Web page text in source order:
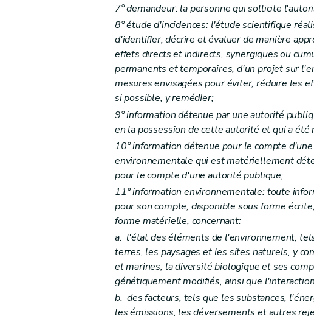
Art. D29-13
Section 3 Modalités de l'accès à l'information
Art. D29-14
Art. D29-15
Art. D29-16
Art. D29-17
Art. D29-18
Art. D29-19
Section 4 Pouvoir de substitution
Art. D29-20
Chapitre IV Publicité relative à la décision
Art. D29-21
Art. D29-22
Art. D29-23
Art. D29-24
Chapitre V Comité d'accompagnement
Art. D29-25
Art. D29-26
7° demandeur: la personne qui sollicite
8° étude d'incidences: l'étude scientifique
d'identifIer, décrire et évaluer de manière
effets directs et indirects, synergiques ou
permanents et temporaires, d'un projet sur
mesures envisagées pour éviter, réduire les
si possible, y remédIer;
9° information détenue par une autorité
en la possession de cette autorité et qui a été
10° information détenue pour le compte
environnementale qui est matériellement
pour le compte d'une autorité publique;
11° information environnementale: toute
pour son compte, disponible sous forme
forme matérielle, concernant:
a. l'état des éléments de l'environnement,
terres, les paysages et les sites naturels, y
et marines, la diversité biologique et ses
génétiquement modifiés, ainsi que
b. des facteurs, tels que les substances,
les émissions, les déversements et autres